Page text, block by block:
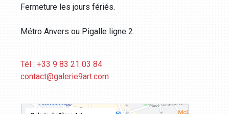
Fermeture les jours fériés.
Métro Anvers ou Pigalle ligne 2.
Tél : +33 9 83 21 03 84
contact@galerie9art.com